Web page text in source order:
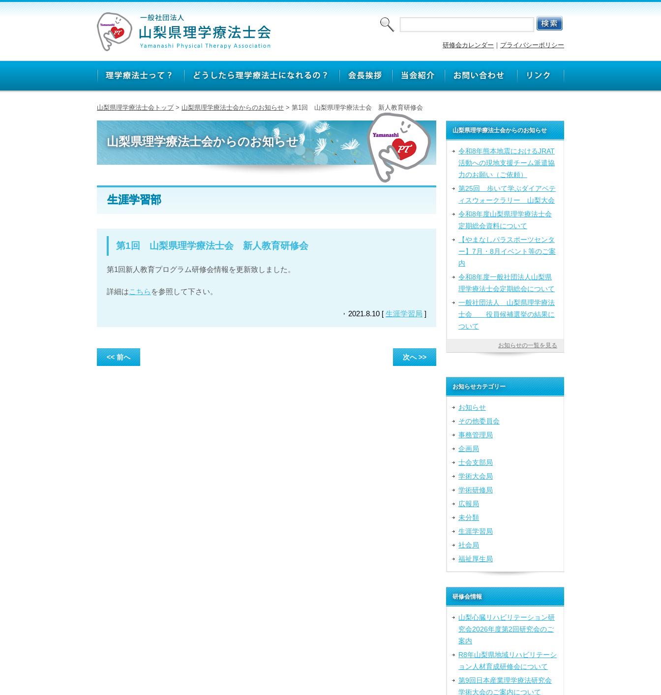
研修会カレンダー ｜ プライバシーポリシー
山梨県理学療法士会トップ> 山梨県理学療法士会からのお知らせ > 第1回 山梨県理学療法士会 新人教育研修会
山梨県理学療法士会からのお知らせ
生涯学習部
第1回 山梨県理学療法士会 新人教育研修会
第1回新人教育プログラム研修会情報を更新致しました。
詳細はこちら を参照して下さい。
2021.8.10 [ 生涯学習局 ]
<< 前へ 次へ >>
山梨県理学療法士会からのお知らせ
令和8年熊本地震におけるJRAT
活動への現地支援チーム派遣協
力のお願い（ご依頼）
第25回 歩いて学ぶダイアベテ
ィスウォークラリー 山梨大会
令和8年度山梨県理学療法士会
定期総会資料について
【やまなしパラスポーツセンタ
ー】7月・8月イベント等のご案
内
令和8年度一般社団法人山梨県
理学療法士会定期総会について
一般社団法人 山梨県理学療法
士会 役員候補選挙の結果に
ついて
お知らせの一覧を見る
お知らせカテゴリー
お知らせ
その他委員会
事務管理局
企画局
士会支部局
学術大会局
学術研修局
広報局
未分類
生涯学習局
社会局
福祉厚生局
研修会情報
山梨心臓リハビリテーション研
究会2026年度第2回研究会のご
案内
R8年山梨県地域リハビリテーシ
ョン人材育成研修会について
第9回日本産業理学療法研究会
学術大会のご案内について